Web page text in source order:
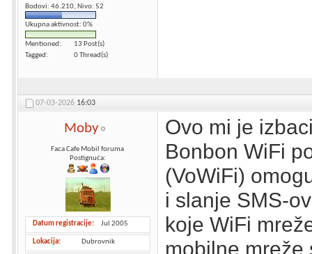
Bodovi: 46.210, Nivo: 52
Ukupna aktivnost: 0%
Mentioned
13 Post(s)
Tagged
0 Thread(s)
07-03-2026 16:03
Moby
Faca Cafe Mobil foruma
Postignuća:
Datum registracije Jul 2005
Lokacija Dubrovnik
Ovo mi je
Bonbon WiFi
(VoWiFi)
i slanje SMS-
koje WiFi
mobilne mreže